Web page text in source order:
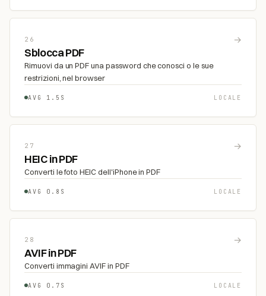
26 →
Sblocca PDF
Rimuovi da un PDF una password che conosci o le sue
restrizioni, nel browser
AVG 1.5S LOCALE
27 →
HEIC in PDF
Converti le foto HEIC dell'iPhone in PDF
AVG 0.8S LOCALE
28 →
AVIF in PDF
Converti immagini AVIF in PDF
AVG 0.7S LOCALE